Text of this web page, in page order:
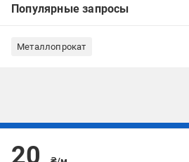
Популярные запросы
Металлопрокат
20 Подписывайтесь, чтобы